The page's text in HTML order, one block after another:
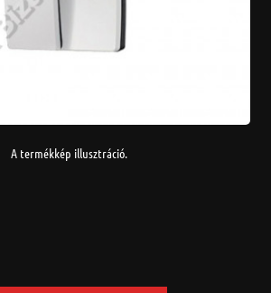
A termékkép illusztráció.